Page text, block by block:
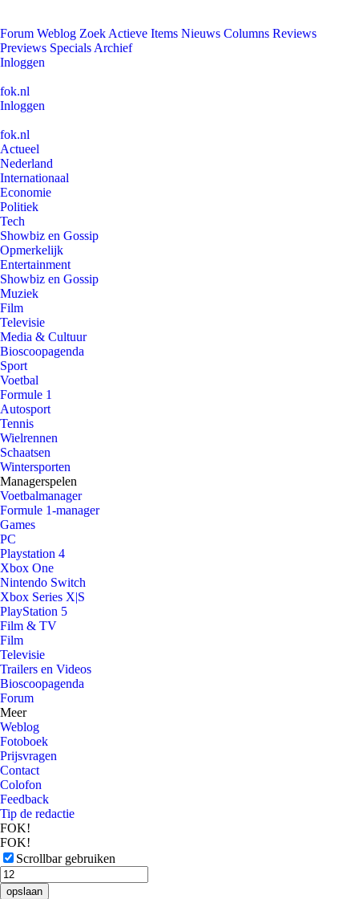
Forum Weblog Zoek Actieve Items Nieuws Columns Reviews
Previews Specials Archief
Inloggen
fok.nl
Inloggen
fok.nl
Actueel
Nederland
Internationaal
Economie
Politiek
Tech
Showbiz en Gossip
Opmerkelijk
Entertainment
Showbiz en Gossip
Muziek
Film
Televisie
Media & Cultuur
Bioscoopagenda
Sport
Voetbal
Formule 1
Autosport
Tennis
Wielrennen
Schaatsen
Wintersporten
Managerspelen
Voetbalmanager
Formule 1-manager
Games
PC
Playstation 4
Xbox One
Nintendo Switch
Xbox Series X|S
PlayStation 5
Film & TV
Film
Televisie
Trailers en Videos
Bioscoopagenda
Forum
Meer
Weblog
Fotoboek
Prijsvragen
Contact
Colofon
Feedback
Tip de redactie
FOK!
FOK!
Scrollbar gebruiken
opslaan